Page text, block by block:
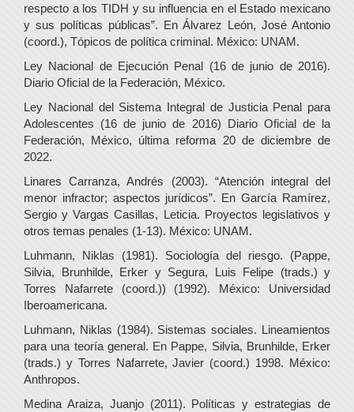
respecto a los TIDH y su influencia en el Estado mexicano
y sus políticas públicas”. En Álvarez León, José Antonio
(coord.), Tópicos de política criminal. México: UNAM.
Ley Nacional de Ejecución Penal (16 de junio de 2016).
Diario Oficial de la Federación, México.
Ley Nacional del Sistema Integral de Justicia Penal para
Adolescentes (16 de junio de 2016) Diario Oficial de la
Federación, México, última reforma 20 de diciembre de
2022.
Linares Carranza, Andrés (2003). “Atención integral del
menor infractor; aspectos jurídicos”. En García Ramírez,
Sergio y Vargas Casillas, Leticia. Proyectos legislativos y
otros temas penales (1-13). México: UNAM.
Luhmann, Niklas (1981). Sociología del riesgo. (Pappe,
Silvia, Brunhilde, Erker y Segura, Luis Felipe (trads.) y
Torres Nafarrete (coord.)) (1992). México: Universidad
Iberoamericana.
Luhmann, Niklas (1984). Sistemas sociales. Lineamientos
para una teoría general. En Pappe, Silvia, Brunhilde, Erker
(trads.) y Torres Nafarrete, Javier (coord.) 1998. México:
Anthropos.
Medina Araiza, Juanjo (2011). Políticas y estrategias de